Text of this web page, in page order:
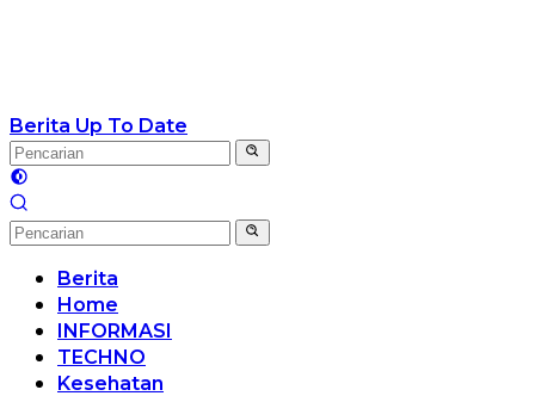
Berita Up To Date
Berita
Home
INFORMASI
TECHNO
Kesehatan